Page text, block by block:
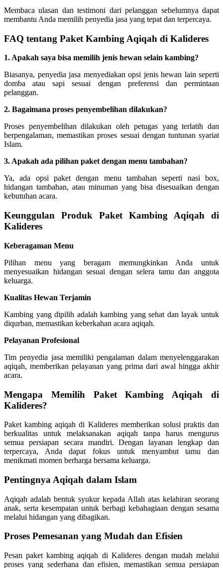
Membaca ulasan dan testimoni dari pelanggan sebelumnya dapat
membantu Anda memilih penyedia jasa yang tepat dan terpercaya.
FAQ tentang Paket Kambing Aqiqah di Kalideres
1. Apakah saya bisa memilih jenis hewan selain kambing?
Biasanya, penyedia jasa menyediakan opsi jenis hewan lain seperti
domba atau sapi sesuai dengan preferensi dan permintaan
pelanggan.
2. Bagaimana proses penyembelihan dilakukan?
Proses penyembelihan dilakukan oleh petugas yang terlatih dan
berpengalaman, memastikan proses sesuai dengan tuntunan syariat
Islam.
3. Apakah ada pilihan paket dengan menu tambahan?
Ya, ada opsi paket dengan menu tambahan seperti nasi box,
hidangan tambahan, atau minuman yang bisa disesuaikan dengan
kebutuhan acara.
Keunggulan Produk Paket Kambing Aqiqah di
Kalideres
Keberagaman Menu
Pilihan menu yang beragam memungkinkan Anda untuk
menyesuaikan hidangan sesuai dengan selera tamu dan anggota
keluarga.
Kualitas Hewan Terjamin
Kambing yang dipilih adalah kambing yang sehat dan layak untuk
diqurban, memastikan keberkahan acara aqiqah.
Pelayanan Profesional
Tim penyedia jasa memiliki pengalaman dalam menyelenggarakan
aqiqah, memberikan pelayanan yang prima dari awal hingga akhir
acara.
Mengapa Memilih Paket Kambing Aqiqah di
Kalideres?
Paket kambing aqiqah di Kalideres memberikan solusi praktis dan
berkualitas untuk melaksanakan aqiqah tanpa harus mengurus
semua persiapan secara mandiri. Dengan layanan lengkap dan
terpercaya, Anda dapat fokus untuk menyambut tamu dan
menikmati momen berharga bersama keluarga.
Pentingnya Aqiqah dalam Islam
Aqiqah adalah bentuk syukur kepada Allah atas kelahiran seorang
anak, serta kesempatan untuk berbagi kebahagiaan dengan sesama
melalui hidangan yang dibagikan.
Proses Pemesanan yang Mudah dan Efisien
Pesan paket kambing aqiqah di Kalideres dengan mudah melalui
proses yang sederhana dan efisien, memastikan semua persiapan